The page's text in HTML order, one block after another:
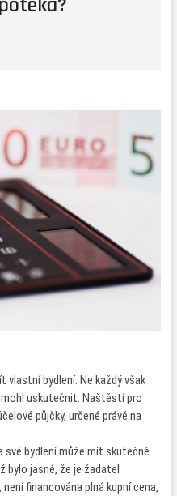
vlastní bydlení. Ne každý však
uskutečnit. Naštěstí pro
půjčky, určené právě na
své bydlení může mít skutečně
bylo jasné, že je žadatel
financována plná kupní cena,